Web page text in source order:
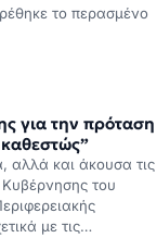
για την πρόταση
αλλά και άκουσα τις
του
με τις…